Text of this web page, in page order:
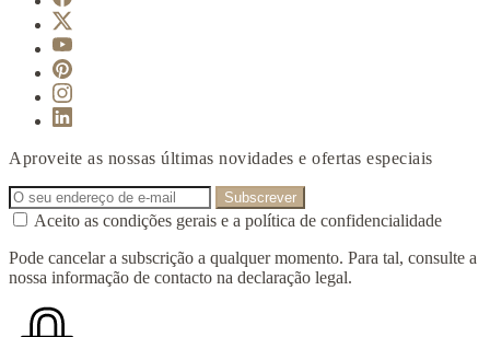
Aproveite as nossas últimas novidades e ofertas especiais
Aceito as condições gerais e a política de confidencialidade
Pode cancelar a subscrição a qualquer momento. Para tal, consulte a
nossa informação de contacto na declaração legal.